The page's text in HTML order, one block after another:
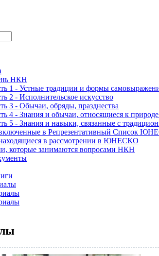
НКН
1 - Устные традиции и формы
2 - Исполнительское искусство
3 - Обычаи, обряды, празднества
4 - Знания и обычаи, относящиеся к
5 - Знания и навыки, связанные с
в Репрезентативный Список
в рассмотрении в ЮНЕСКО
которые занимаются вопросами НКН